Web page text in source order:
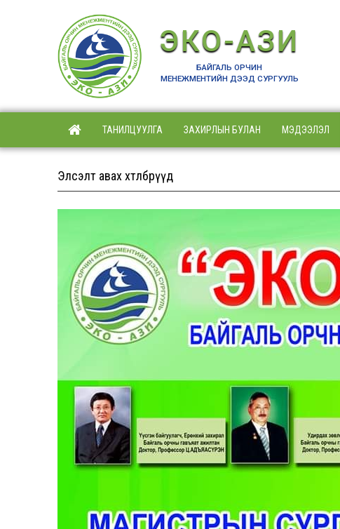
ЭКО-АЗИ
БАЙГАЛЬ ОРЧИН
МЕНЕЖМЕНТИЙН ДЭЭД СУРГУУЛЬ
ТАНИЛЦУУЛГА ЗАХИРЛЫН БУЛАН МЭДЭЭЛЭЛ
Элсэлт авах хөтөлбөрүүд